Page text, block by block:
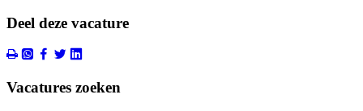
Deel deze vacature
Vacatures zoeken